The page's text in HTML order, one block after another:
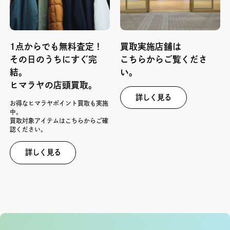
1点からでも無料査定！
その日のうちにすぐ完
結。
ヒマラヤの店頭買取。
お得なヒマラヤポイント買取も実施
中。
買取対象アイテムはこちらからご確
認ください。
詳しく見る
買取実施店舗は
こちらからご覧くださ
い。
詳しく見る